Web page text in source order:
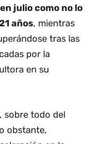
julio como no lo
años, mientras
tras las
por la
en su
sobre todo del
obstante,